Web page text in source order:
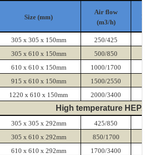
Size (mm)
Air flow
(m3/h)
305 x 305 x 150mm 250/425
305 x 610 x 150mm 500/850
610 x 610 x 150mm 1000/1700
915 x 610 x 150mm 1500/2550
1220 x 610 x 150mm 2000/3400
High temperature HEPA
305 x 305 x 292mm 425/850
305 x 610 x 292mm 850/1700
610 x 610 x 292mm 1700/3400